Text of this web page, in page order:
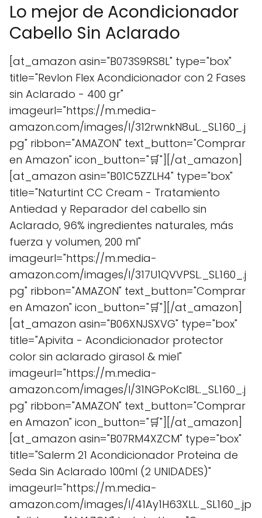
Lo mejor de Acondicionador
Cabello Sin Aclarado
[at_amazon asin="B073S9RS8L" type="box"
title="Revlon Flex Acondicionador con 2 Fases
sin Aclarado - 400 gr"
imageurl="https://m.media-
amazon.com/images/I/312rwnkN8uL._SL160_.j
pg" ribbon="AMAZON" text_button="Comprar
en Amazon" icon_button="🛒"][/at_amazon]
[at_amazon asin="B01C5ZZLH4" type="box"
title="Naturtint CC Cream - Tratamiento
Antiedad y Reparador del cabello sin
Aclarado, 96% ingredientes naturales, más
fuerza y volumen, 200 ml"
imageurl="https://m.media-
amazon.com/images/I/317U1QVVPSL._SL160_.j
pg" ribbon="AMAZON" text_button="Comprar
en Amazon" icon_button="🛒"][/at_amazon]
[at_amazon asin="B06XNJSXVG" type="box"
title="Apivita - Acondicionador protector
color sin aclarado girasol & miel"
imageurl="https://m.media-
amazon.com/images/I/31NGPoKcl8L._SL160_.j
pg" ribbon="AMAZON" text_button="Comprar
en Amazon" icon_button="🛒"][/at_amazon]
[at_amazon asin="B07RM4XZCM" type="box"
title="Salerm 21 Acondicionador Proteina de
Seda Sin Aclarado 100ml (2 UNIDADES)"
imageurl="https://m.media-
amazon.com/images/I/41Ay1H63XLL._SL160_.jp